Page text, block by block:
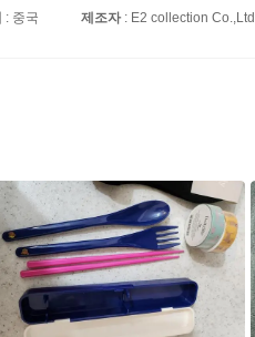
: 중국 제조자: E2 collection Co.,Ltd